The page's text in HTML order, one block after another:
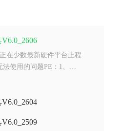
在少数最新硬件平台上程
法使用的问题PE：1、…